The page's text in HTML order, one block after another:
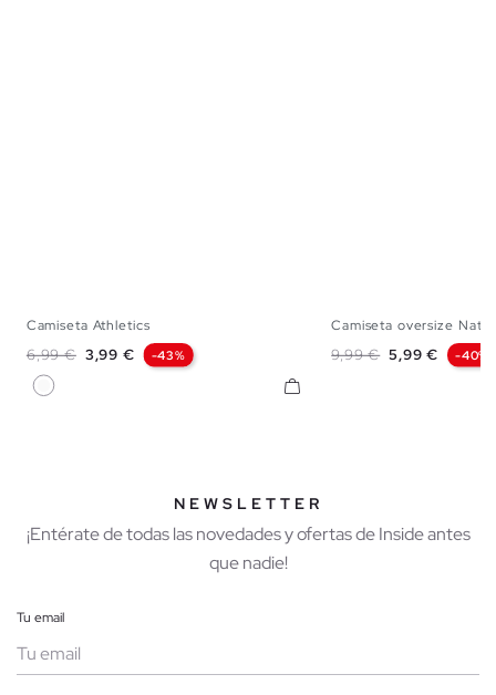
Camiseta Athletics
Precio base
6,99 € Precio
3,99 € -43%
Blanco
Camiseta oversize
Precio base
9,99 € Precio
5,99 € -40%
NEWSLETTER
¡Entérate de todas las novedades y ofertas de Inside antes
que nadie!
Tu email